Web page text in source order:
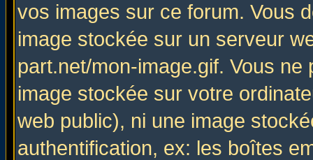
vos images sur ce forum. Vous
image stockée sur un serveur
part.net/mon-image.gif. Vous
image stockée sur votre
web public), ni une image
authentification, ex: les boîtes